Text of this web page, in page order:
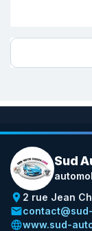
Sud
place 2 rue Jean
email
languagewww.sud-